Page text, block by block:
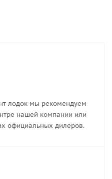
лодок мы рекомендуем
нашей компании или
официальных дилеров.